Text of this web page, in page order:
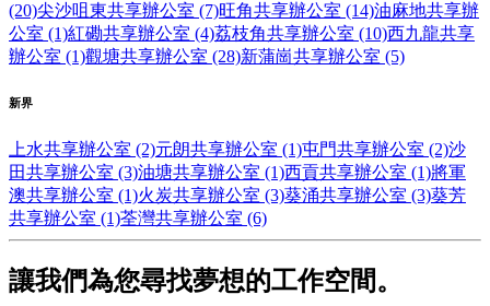
(20)尖沙咀東共享辦公室 (7)旺角共享辦公室 (14)油麻地共享辦
公室 (1)紅磡共享辦公室 (4)荔枝角共享辦公室 (10)西九龍共享
辦公室 (1)觀塘共享辦公室 (28)新蒲崗共享辦公室 (5)
新界
上水共享辦公室 (2)元朗共享辦公室 (1)屯門共享辦公室 (2)沙
田共享辦公室 (3)油塘共享辦公室 (1)西貢共享辦公室 (1)將軍
澳共享辦公室 (1)火炭共享辦公室 (3)葵涌共享辦公室 (3)葵芳
共享辦公室 (1)荃灣共享辦公室 (6)
讓我們為您尋找夢想的工作空間。